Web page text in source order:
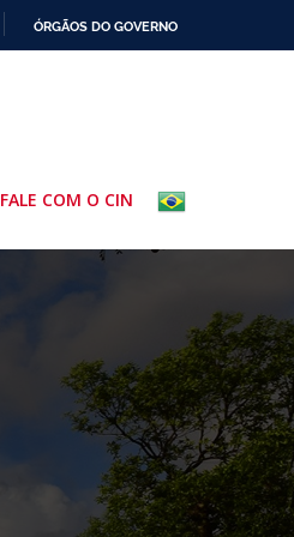
ÓRGÃOS DO GOVERNO
FALE COM O CIN